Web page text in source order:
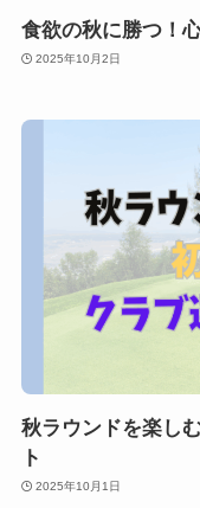
食欲の秋に勝つ！
2025年10月2日
秋ラウンドを楽し
ト
2025年10月1日